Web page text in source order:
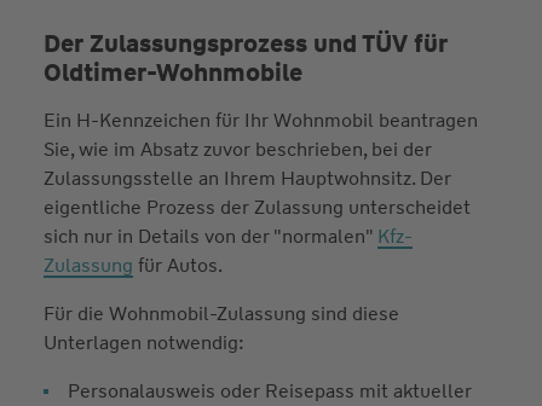
Der Zulassungsprozess und TÜV für
Oldtimer-Wohnmobile
Ein H-Kennzeichen für Ihr Wohnmobil beantragen
Sie, wie im Absatz zuvor beschrieben, bei der
Zulassungsstelle an Ihrem Hauptwohnsitz. Der
eigentliche Prozess der Zulassung unterscheidet
sich nur in Details von der "normalen" Kfz-
Zulassung für Autos.
Für die Wohnmobil-Zulassung sind diese
Unterlagen notwendig:
Personal­ausweis oder Reise­pass mit aktueller